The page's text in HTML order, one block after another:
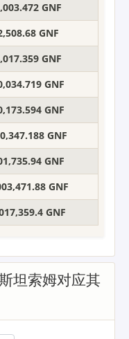
GNF
GNF
GNF
GNF
GNF
GNF
GNF
GNF
GNF
坦索姆对应其